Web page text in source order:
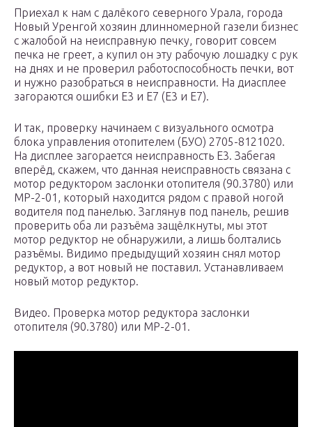
Приехал к нам с далёкого северного Урала, города
Новый Уренгой хозяин длинномерной газели бизнес
с жалобой на неисправную печку, говорит совсем
печка не греет, а купил он эту рабочую лошадку с рук
на днях и не проверил работоспособность печки, вот
и нужно разобраться в неисправности. На диасплее
загораются ошибки E3 и Е7 (E3 и E7).
И так, проверку начинаем с визуального осмотра
блока управления отопителем (БУО) 2705-8121020.
На дисплее загорается неисправность E3. Забегая
вперёд, скажем, что данная неисправность связана с
мотор редуктором заслонки отопителя (90.3780) или
МР-2-01, который находится рядом с правой ногой
водителя под панелью. Заглянув под панель, решив
проверить оба ли разъёма защёлкнуты, мы этот
мотор редуктор не обнаружили, а лишь болтались
разъёмы. Видимо предыдущий хозяин снял мотор
редуктор, а вот новый не поставил. Устанавливаем
новый мотор редуктор.
Видео. Проверка мотор редуктора заслонки
отопителя (90.3780) или МР-2-01.